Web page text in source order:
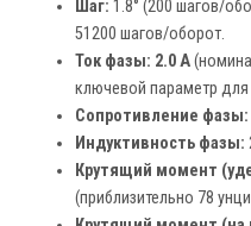
Шаг: 1.8° (200 шагов/
51200 шагов/оборот.
Ток фазы: 2.0 А
ключевой параметр
Сопротивление фазы:
Индуктивность фазы:
Крутящий момент
(приблизительно 78